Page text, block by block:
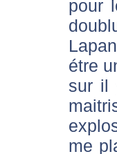
pour
étre
sur il
me